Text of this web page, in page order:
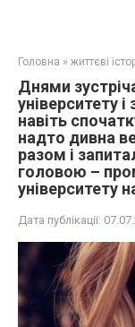
Головна » життєві
Днями
університету
навіть
надто дивна
разом і
головою –
університету
Дата публікації: